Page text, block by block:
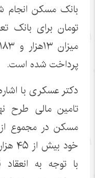
تومان برای بانک
پرداخت شده است.
دکتر عسکری با
تامین مالی
مسکن در مجموع از
خود